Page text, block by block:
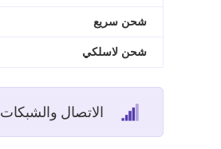
شحن سريع
شحن لاسلكي
الاتصال والشبكات